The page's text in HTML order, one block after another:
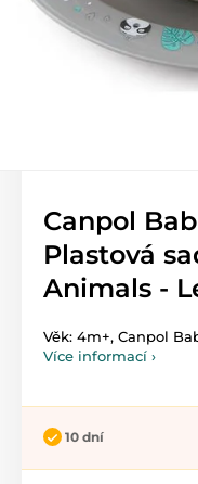
Canpol
Plastová
Animals -
Věk: 4m+, Canpol
Více informací ›
10 dní